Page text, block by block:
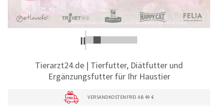
Tierarzt24.de | Tierfutter, Diätfutter und
Ergänzungsfutter für Ihr Haustier
VERSANDKOSTENFREI AB 49 €